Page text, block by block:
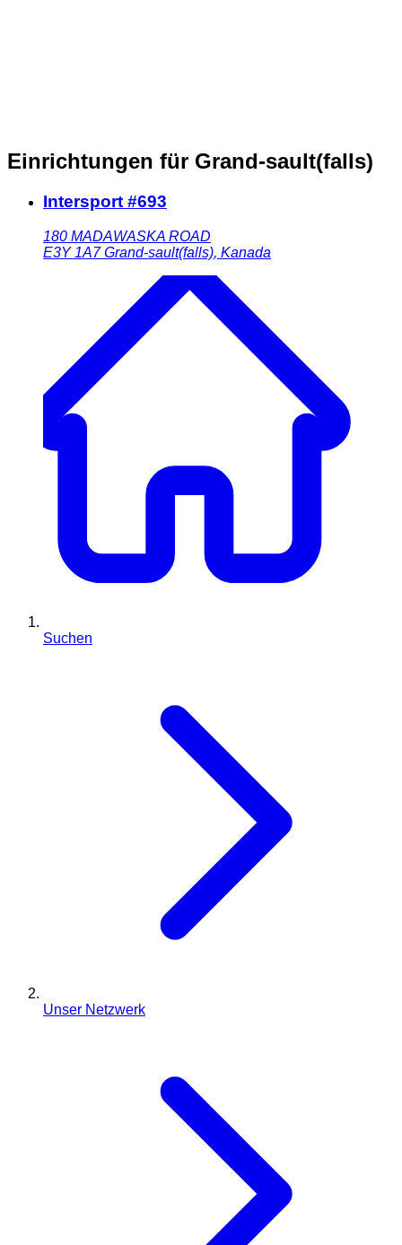
Einrichtungen für Grand-sault(falls)
Intersport #693
180 MADAWASKA ROAD
E3Y 1A7 Grand-sault(falls), Kanada
Suchen
Unser Netzwerk